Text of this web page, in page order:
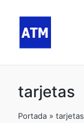
tarjetas
Portada » tarjetas